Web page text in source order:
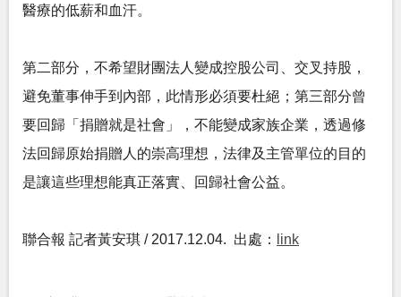
醫療的低薪和血汗。
第二部分，不希望財團法人變成控股公司、交叉持股，
避免董事伸手到內部，此情形必須要杜絕；第三部分曾
要回歸「捐贈就是社會」，不能變成家族企業，透過修
法回歸原始捐贈人的崇高理想，法律及主管單位的目的
是讓這些理想能真正落實、回歸社會公益。
聯合報 記者黃安琪 / 2017.12.04. 出處： link